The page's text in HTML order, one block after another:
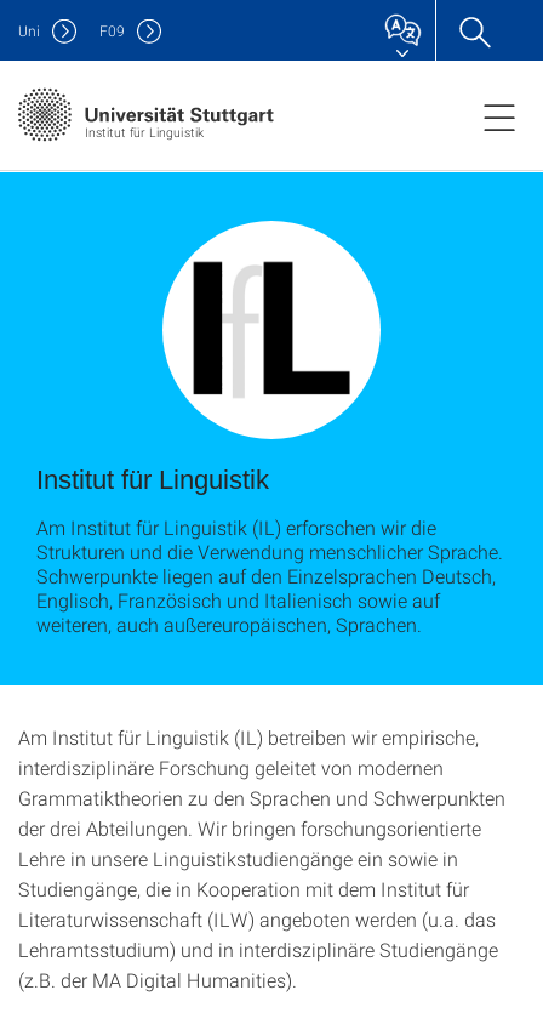
Institut für Linguistik
Uni F09
Institut für Linguistik
Am Institut für Linguistik (IL) erforschen wir die
Strukturen und die Verwendung menschlicher Sprache.
Schwerpunkte liegen auf den Einzelsprachen Deutsch,
Englisch, Französisch und Italienisch sowie auf
weiteren, auch außereuropäischen, Sprachen.
Am Institut für Linguistik (IL) betreiben wir empirische,
interdisziplinäre Forschung geleitet von modernen
Grammatiktheorien zu den Sprachen und Schwerpunkten
der drei Abteilungen. Wir bringen forschungsorientierte
Lehre in unsere Linguistikstudiengänge ein sowie in
Studiengänge, die in Kooperation mit dem Institut für
Literaturwissenschaft (ILW) angeboten werden (u.a. das
Lehramtsstudium) und in interdisziplinäre Studiengänge
(z.B. der MA Digital Humanities).